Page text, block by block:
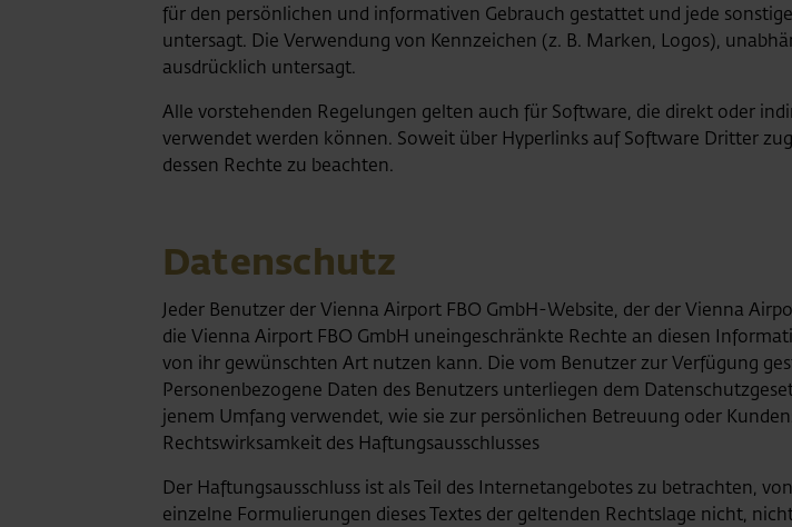
für den persönlichen und informativen Gebrauch gestattet und jede
untersagt. Die Verwendung von Kennzeichen (z. B. Marken, Logos),
ausdrücklich untersagt.
Alle vorstehenden Regelungen gelten auch für Software, die direkt oder
verwendet werden können. Soweit über Hyperlinks auf Software Dritter
dessen Rechte zu beachten.
Datenschutz
Jeder Benutzer der Vienna Airport FBO GmbH-Website, der der Vienna
die Vienna Airport FBO GmbH uneingeschränkte Rechte an diesen
von ihr gewünschten Art nutzen kann. Die vom Benutzer zur Verfügung
Personenbezogene Daten des Benutzers unterliegen dem
jenem Umfang verwendet, wie sie zur persönlichen Betreuung oder
Rechtswirksamkeit des Haftungsausschlusses
Der Haftungsausschluss ist als Teil des Internetangebotes zu betrachten,
einzelne Formulierungen dieses Textes der geltenden Rechtslage nicht,